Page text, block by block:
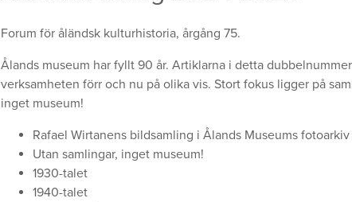
Forum för åländsk kulturhistoria, årgång 75.
Ålands museum har fyllt 90 år. Artiklarna i detta
verksamheten förr och nu på olika vis. Stort fokus ligger på
inget museum!
Rafael Wirtanens bildsamling i Ålands Museums
Utan samlingar, inget museum!
1930-talet
1940-talet